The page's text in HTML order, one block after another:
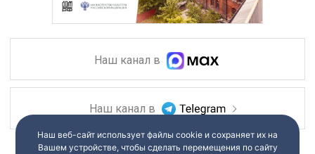
Наш канал в
Наш канал в
Наш веб-сайт использует файлы cookie и сохраняет их на
Вашем устройстве, чтобы сделать перемещения по сайту